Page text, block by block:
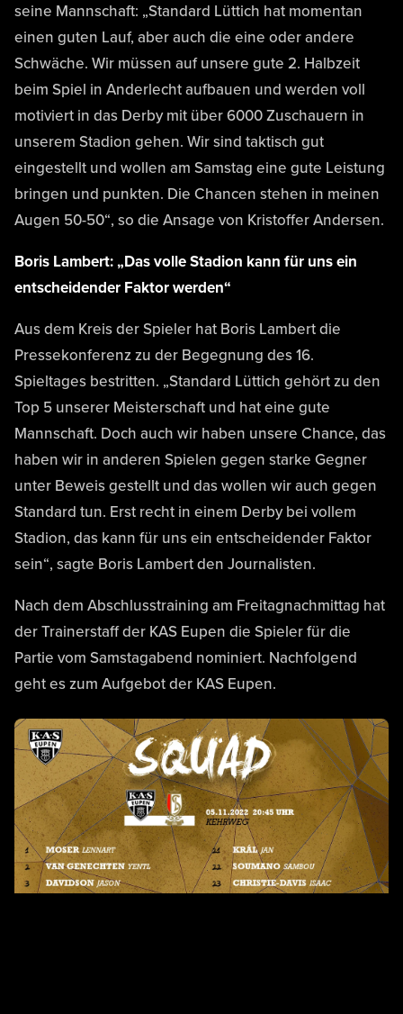
seine Mannschaft: „Standard Lüttich hat momentan
einen guten Lauf, aber auch die eine oder andere
Schwäche. Wir müssen auf unsere gute 2. Halbzeit
beim Spiel in Anderlecht aufbauen und werden voll
motiviert in das Derby mit über 6000 Zuschauern in
unserem Stadion gehen. Wir sind taktisch gut
eingestellt und wollen am Samstag eine gute Leistung
bringen und punkten. Die Chancen stehen in meinen
Augen 50-50“, so die Ansage von Kristoffer Andersen.
Boris Lambert: „Das volle Stadion kann für uns ein
entscheidender Faktor werden“
Aus dem Kreis der Spieler hat Boris Lambert die
Pressekonferenz zu der Begegnung des 16.
Spieltages bestritten. „Standard Lüttich gehört zu den
Top 5 unserer Meisterschaft und hat eine gute
Mannschaft. Doch auch wir haben unsere Chance, das
haben wir in anderen Spielen gegen starke Gegner
unter Beweis gestellt und das wollen wir auch gegen
Standard tun. Erst recht in einem Derby bei vollem
Stadion, das kann für uns ein entscheidender Faktor
sein“, sagte Boris Lambert den Journalisten.
Nach dem Abschlusstraining am Freitagnachmittag hat
der Trainerstaff der KAS Eupen die Spieler für die
Partie vom Samstagabend nominiert. Nachfolgend
geht es zum Aufgebot der KAS Eupen.